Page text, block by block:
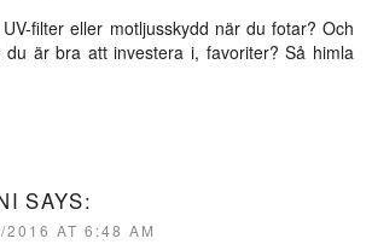
filter eller motljusskydd när du fotar? Och
du är bra att investera i, favoriter? Så himla
SAYS:
2016 AT 6:48 AM